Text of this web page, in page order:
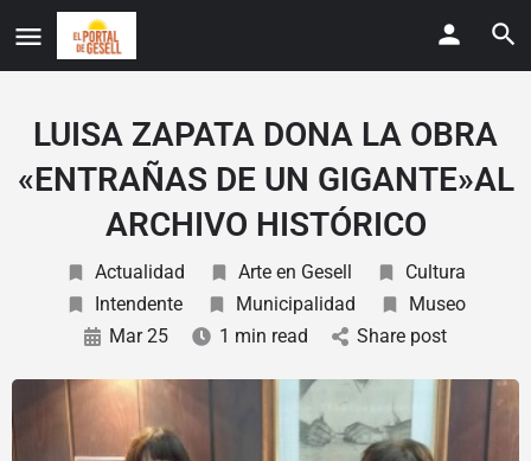
LUISA ZAPATA DONA LA OBRA
«ENTRAÑAS DE UN GIGANTE»AL
ARCHIVO HISTÓRICO
Actualidad Arte en Gesell
Cultura
Intendente
Municipalidad
Museo
Mar 25
1 min read Share post